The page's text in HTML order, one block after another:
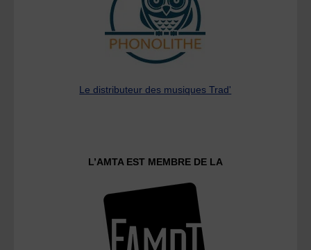
Le distributeur des musiques Trad'
L’AMTA EST MEMBRE DE LA